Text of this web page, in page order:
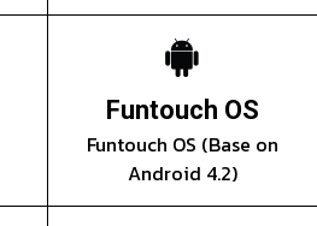
Funtouch OS
Funtouch OS (Base on
Android 4.2)